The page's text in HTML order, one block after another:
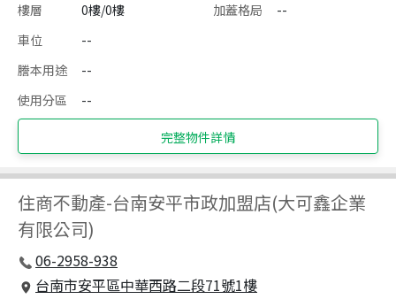
樓層
0樓/0樓 加蓋格局
--
車位
--
謄本用途
--
使用分區
--
完整物件詳情
住商不動產-台南安平市政加盟店(大可鑫企業
有限公司)
06-2958-938
台南市安平區中華西路二段71號1樓